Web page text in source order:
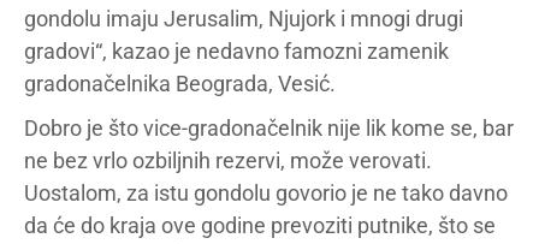
gondolu imaju Jerusalim, Njujork i mnogi drugi
gradovi“, kazao je nedavno famozni zamenik
gradonačelnika Beograda, Vesić.
Dobro je što vice-gradonačelnik nije lik kome se, bar
ne bez vrlo ozbiljnih rezervi, može verovati.
Uostalom, za istu gondolu govorio je ne tako davno
da će do kraja ove godine prevoziti putnike, što se